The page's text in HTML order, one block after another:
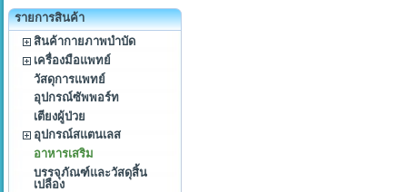
รายการสินค้า
สินค้ากายภาพบำบัด
เครื่องมือแพทย์
วัสดุการแพทย์
อุปกรณ์ซัพพอร์ท
เตียงผู้ป่วย
อุปกรณ์สแตนเลส
อาหารเสริม
บรรจุภัณฑ์และวัสดุสิ้น
เปลือง